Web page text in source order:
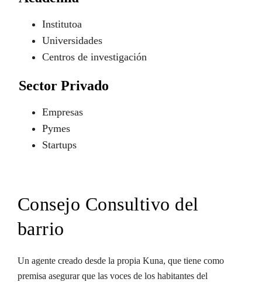
Institutoa
Universidades
Centros de investigación
Sector Privado
Empresas
Pymes
Startups
Consejo Consultivo del
barrio
Un agente creado desde la propia Kuna, que tiene como
premisa asegurar que las voces de los habitantes del